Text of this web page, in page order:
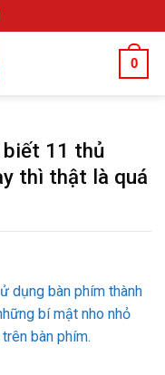
0
biết 11 thủ
thì thật là quá
dụng bàn phím thành
bí mật nho nhỏ
bàn phím.